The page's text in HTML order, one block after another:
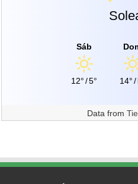
Sáb
12°/5° 14°/
Data from